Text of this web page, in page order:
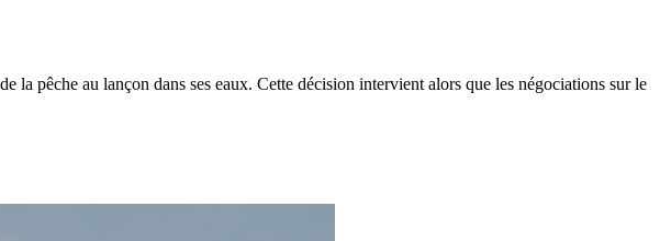
la pêche au lançon dans ses eaux. Cette décision intervient alors que les négociations sur le